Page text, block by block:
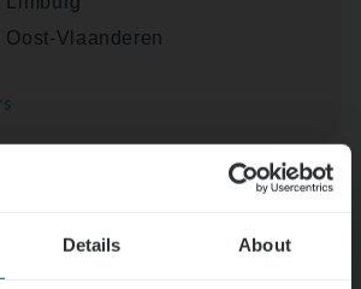
Details About
Oost-Vlaanderen
hoe Julie en Aurélie elkaar
dossiers én droge